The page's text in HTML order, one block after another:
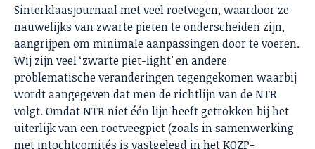
Sinterklaasjournaal met veel roetvegen, waardoor ze
nauwelijks van zwarte pieten te onderscheiden zijn,
aangrijpen om minimale aanpassingen door te voeren.
Wij zijn veel ‘zwarte piet-light’ en andere
problematische veranderingen tegengekomen waarbij
wordt aangegeven dat men de richtlijn van de NTR
volgt. Omdat NTR niet één lijn heeft getrokken bij het
uiterlijk van een roetveegpiet (zoals in samenwerking
met intochtcomités is vastgelegd in het KOZP-